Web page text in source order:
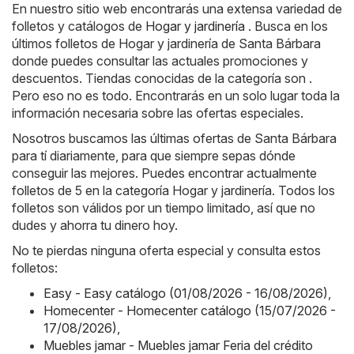
En nuestro sitio web encontrarás una extensa variedad de
folletos y catálogos de Hogar y jardinería . Busca en los
últimos folletos de Hogar y jardinería de Santa Bárbara
donde puedes consultar las actuales promociones y
descuentos. Tiendas conocidas de la categoría son .
Pero eso no es todo. Encontrarás en un solo lugar toda la
información necesaria sobre las ofertas especiales.
Nosotros buscamos las últimas ofertas de Santa Bárbara
para tí diariamente, para que siempre sepas dónde
conseguir las mejores. Puedes encontrar actualmente
folletos de 5 en la categoría Hogar y jardinería. Todos los
folletos son válidos por un tiempo limitado, así que no
dudes y ahorra tu dinero hoy.
No te pierdas ninguna oferta especial y consulta estos
folletos:
Easy - Easy catálogo (01/08/2026 - 16/08/2026)
Homecenter - Homecenter catálogo (15/07/2026 -
17/08/2026)
Muebles jamar - Muebles jamar Feria del crédito